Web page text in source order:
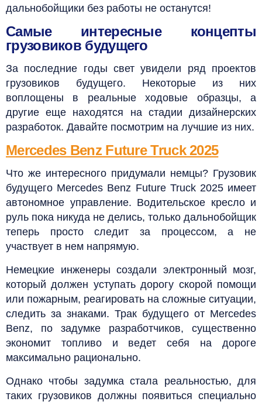
дальнобойщики без работы не останутся!
Самые интересные концепты
грузовиков будущего
За последние годы свет увидели ряд проектов
грузовиков будущего. Некоторые из них
воплощены в реальные ходовые образцы, а
другие еще находятся на стадии дизайнерских
разработок. Давайте посмотрим на лучшие из них.
Mercedes Benz Future Truck 2025
Что же интересного придумали немцы? Грузовик
будущего Mercedes Benz Future Truck 2025 имеет
автономное управление. Водительское кресло и
руль пока никуда не делись, только дальнобойщик
теперь просто следит за процессом, а не
участвует в нем напрямую.
Немецкие инженеры создали электронный мозг,
который должен уступать дорогу скорой помощи
или пожарным, реагировать на сложные ситуации,
следить за знаками. Трак будущего от Mercedes
Benz, по задумке разработчиков, существенно
экономит топливо и ведет себя на дороге
максимально рационально.
Однако чтобы задумка стала реальностью, для
таких грузовиков должны появиться специально